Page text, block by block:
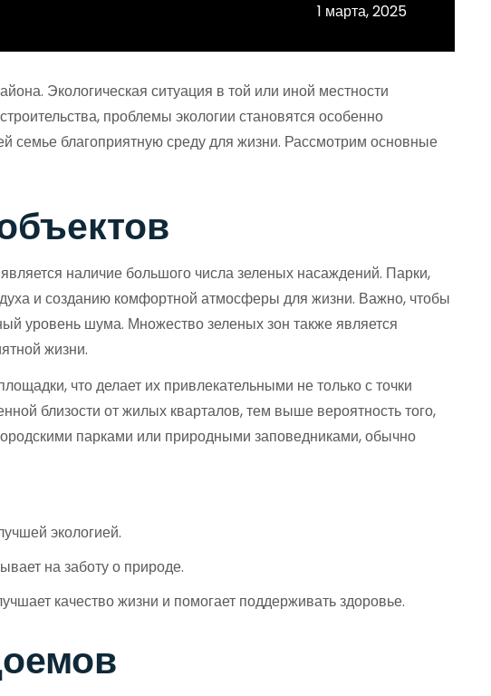
1 марта, 2025
Экологическая ситуация в той или иной местности
проблемы экологии становятся особенно
семье благоприятную среду для жизни. Рассмотрим основные
наличие большого числа зеленых насаждений. Парки,
и созданию комфортной атмосферы для жизни. Важно, чтобы
уровень шума. Множество зеленых зон также является
жизни.
что делает их привлекательными не только с точки
близости от жилых кварталов, тем выше вероятность того,
парками или природными заповедниками, обычно
экологией.
на заботу о природе.
качество жизни и помогает поддерживать здоровье.